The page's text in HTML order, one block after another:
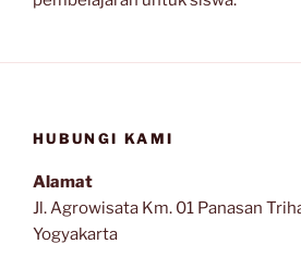
HUBUNGI KAMI
Alamat
Jl. Agrowisata Km. 01 Panasan
Yogyakarta